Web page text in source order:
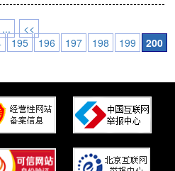
<<
195 196 197 198 199 200